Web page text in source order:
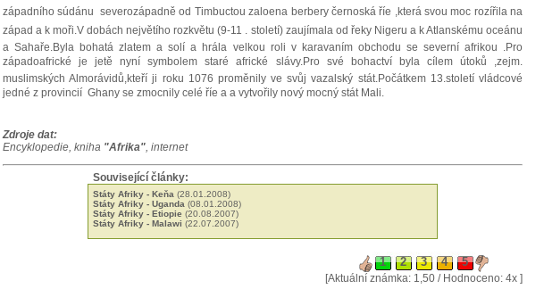
západního súdánu severozápadně od Timbuctou zaloena berbery černoská říe ,která svou moc rozířila na
západ a k moři.V dobách největího rozkvětu (9-11 . století) zaujímala od řeky Nigeru a k Atlanskému oceánu
a Sahaře.Byla bohatá zlatem a solí a hrála velkou roli v karavaním obchodu se severní afrikou .Pro
západoafrické je jetě nyní symbolem staré africké slávy.Pro své bohactví byla cílem útoků ,zejm.
muslimských Almorávidů,kteří ji roku 1076 proměnily ve svůj vazalský stát.Počátkem 13.století vládcové
jedné z provincií Ghany se zmocnily celé říe a a vytvořily nový mocný stát Mali.
Zdroje dat:
Encyklopedie, kniha "Afrika", internet
Související články:
Státy Afriky - Keňa (28.01.2008)
Státy Afriky - Uganda (08.01.2008)
Státy Afriky - Etiopie (20.08.2007)
Státy Afriky - Malawi (22.07.2007)
[Aktuální známka: 1,50 / Hodnoceno: 4x ]